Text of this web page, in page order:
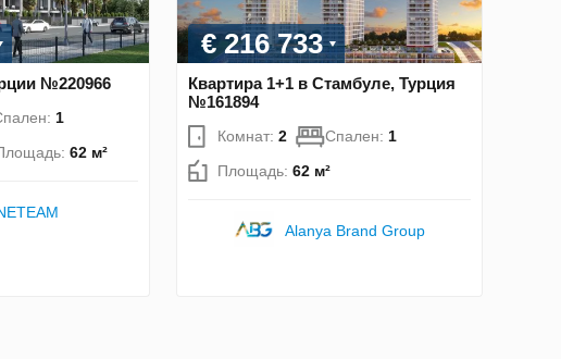
№220966
1
62 м²
€ 216 733
Квартира 1+1 в Стамбуле, Турция
№161894
Комнат: 2 Спален: 1
Площадь: 62 м²
Alanya Brand Group